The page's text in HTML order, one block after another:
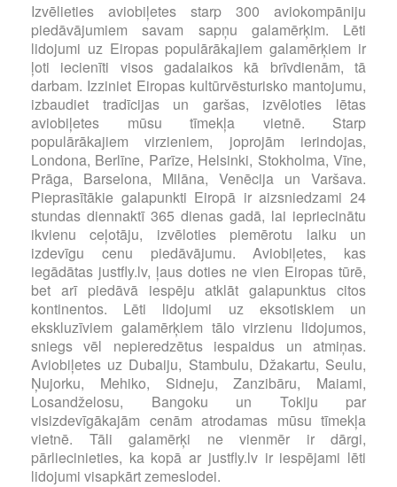
Izvēlieties aviobiļetes starp 300 aviokompāniju
piedāvājumiem savam sapņu galamērķim. Lēti
lidojumi uz Eiropas populārākajiem galamērķiem ir
ļoti iecienīti visos gadalaikos kā brīvdienām, tā
darbam. Izziniet Eiropas kultūrvēsturisko mantojumu,
izbaudiet tradīcijas un garšas, izvēloties lētas
aviobiļetes mūsu tīmekļa vietnē. Starp
populārākajiem virzieniem, joprojām ierindojas,
Londona, Berlīne, Parīze, Helsinki, Stokholma, Vīne,
Prāga, Barselona, Milāna, Venēcija un Varšava.
Pieprasītākie galapunkti Eiropā ir aizsniedzami 24
stundas diennaktī 365 dienas gadā, lai iepriecinātu
ikvienu ceļotāju, izvēloties piemērotu laiku un
izdevīgu cenu piedāvājumu. Aviobiļetes, kas
iegādātas justfly.lv, ļaus doties ne vien Eiropas tūrē,
bet arī piedāvā iespēju atklāt galapunktus citos
kontinentos. Lēti lidojumi uz eksotiskiem un
ekskluzīviem galamērķiem tālo virzienu lidojumos,
sniegs vēl nepieredzētus iespaidus un atmiņas.
Aviobiļetes uz Dubaiju, Stambulu, Džakartu, Seulu,
Ņujorku, Mehiko, Sidneju, Zanzibāru, Maiami,
Losandželosu, Bangoku un Tokiju par
visizdevīgākajām cenām atrodamas mūsu tīmekļa
vietnē. Tāli galamērķi ne vienmēr ir dārgi,
pārliecinieties, ka kopā ar justfly.lv ir iespējami lēti
lidojumi visapkārt zemeslodei.